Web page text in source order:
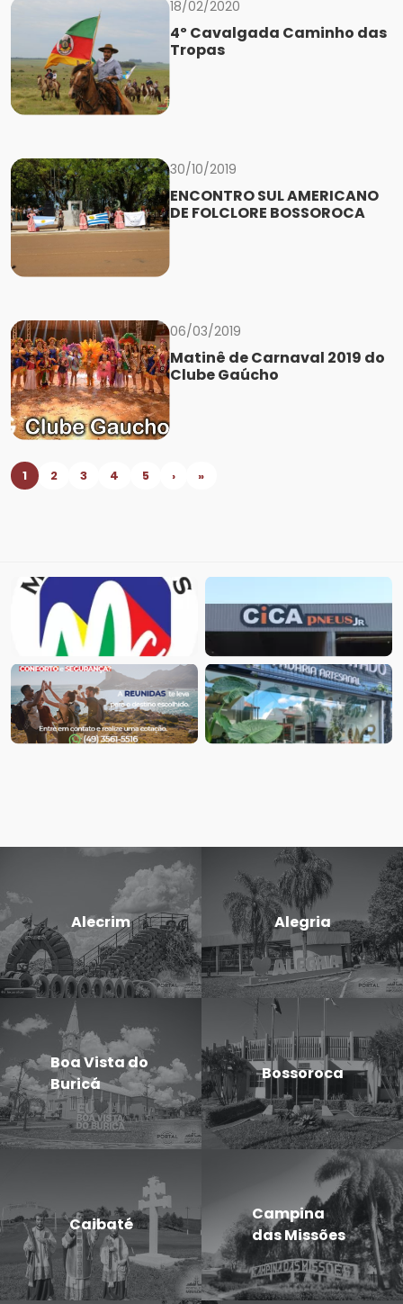
18/02/2020
4º Cavalgada Caminho das
Tropas
30/10/2019
ENCONTRO SUL AMERICANO
DE FOLCLORE BOSSOROCA
06/03/2019
Matinê de Carnaval 2019 do
Clube Gaúcho
1 2 3 4 5 › »
Alecrim Alegria
Boa Vista do
Buricá
Bossoroca
Caibaté
Campina
das Missões